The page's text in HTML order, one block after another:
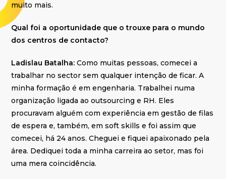
muito mais.
Qual foi a oportunidade que o trouxe para o mundo
dos centros de contacto?
Ladislau Batalha:Como muitas pessoas, comecei a
trabalhar no sector sem qualquer intenção de ficar. A
minha formação é em engenharia. Trabalhei numa
organização ligada ao outsourcing e RH. Eles
procuravam alguém com experiência em gestão de filas
de espera e, também, em soft skills e foi assim que
comecei, há 24 anos. Cheguei e fiquei apaixonado pela
área. Dediquei toda a minha carreira ao setor, mas foi
uma mera coincidência.